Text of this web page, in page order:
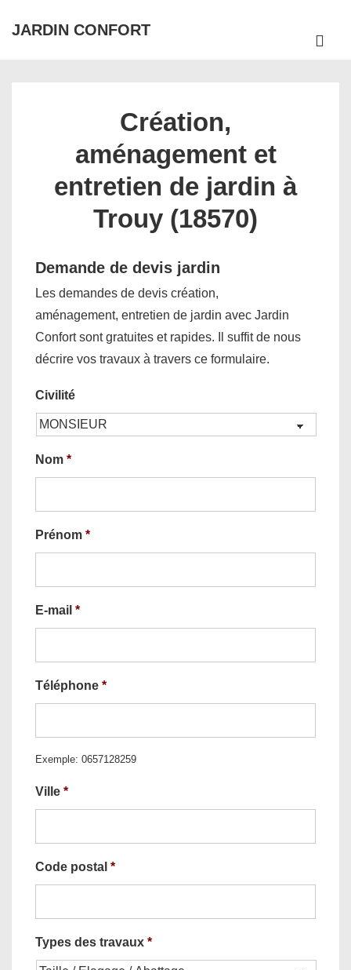
passer
JARDIN CONFORT
Création,
aménagement et
entretien de jardin à
Trouy (18570)
Demande de devis jardin
Les demandes de devis création,
aménagement, entretien de jardin avec Jardin
Confort sont gratuites et rapides. Il suffit de nous
décrire vos travaux à travers ce formulaire.
Civilité
Nom *
Prénom *
E-mail *
Téléphone *
Exemple: 0657128259
Ville *
Code postal *
Types des travaux *